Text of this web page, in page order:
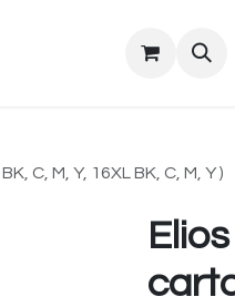
Commandes et
C, M, Y, 16XL BK, C, M, Y )